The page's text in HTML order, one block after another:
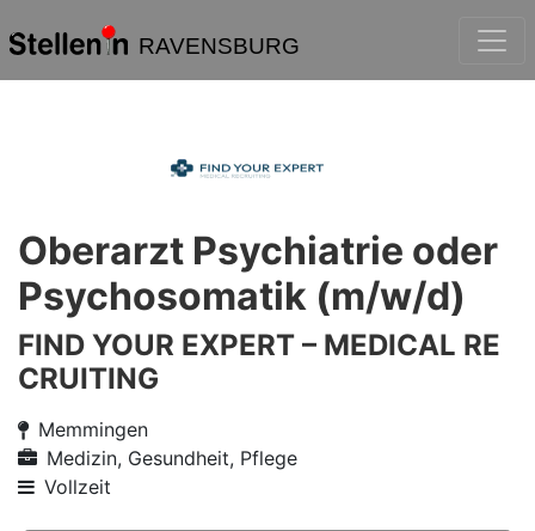
RAVENSBURG
Oberarzt Psychiatrie oder
Psychosomatik (m/w/d)
FIND YOUR EXPERT – MEDICAL RE
CRUITING
Memmingen
Medizin, Gesundheit, Pflege
Vollzeit